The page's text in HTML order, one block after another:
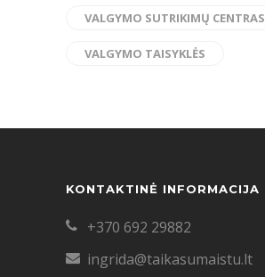
VALGYMO SUTRIKIMŲ CENTRAS
VALGYMO TAISYKLĖS
KONTAKTINĖ INFORMACIJA
+370 692 29882
ingrida@taikasumaistu.lt